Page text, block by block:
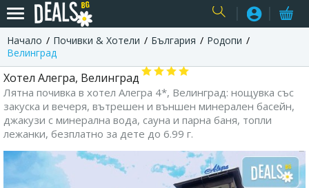
Начало Почивки & Хотели България
Родопи
Велинград
Хотел Алегра, Велинград
Лятна почивка в хотел Алегра 4*, Велинград: нощувка със
закуска и вечеря, вътрешен и външен минерален басейн,
джакузи с минерална вода, сауна и парна баня, топли
лежанки, безплатно за дете до 6.99 г.